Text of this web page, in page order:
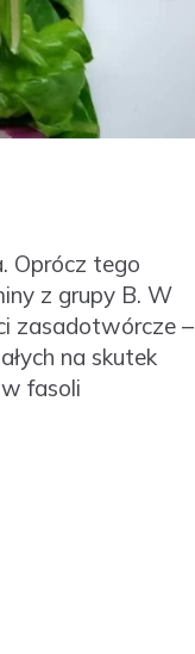
Oprócz tego
z grupy B. W
zasadotwórcze –
na skutek
fasoli